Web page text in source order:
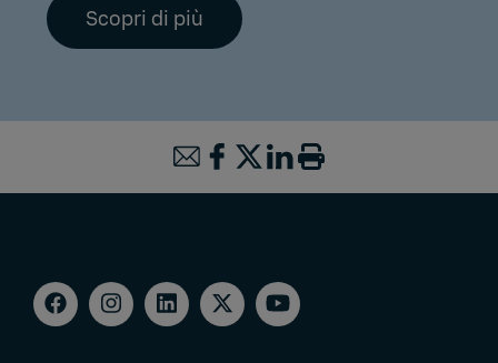
Scopri di più